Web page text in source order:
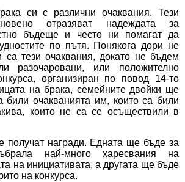
си с различни очаквания. Тези
отразяват надеждата за
бъдеще и често ни помагат да
по пътя. Понякога дори не
са тези очаквания, докато не бъдем
разочаровани, или положително
организиран по повод 14-то
на брака, семейните двойки ще
били очакванията им, които са били
които не са се осъществили в
получат награди. Едната ще бъде за
най-много харесвания на
на инициативата, а другата ще бъде
на конкурса.